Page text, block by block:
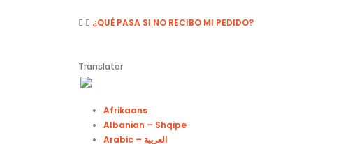
¿QUÉ PASA SI NO RECIBO MI PEDIDO?
Translator
Afrikaans
Albanian – Shqipe